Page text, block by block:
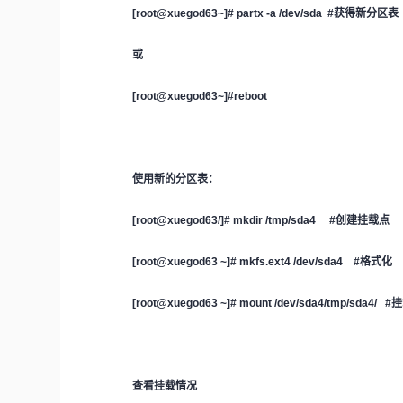
[root@xuegod63~]# partx -a /dev/sda #获得新分区表
或
[root@xuegod63~]#reboot
使用新的分区表：
[root@xuegod63/]# mkdir /tmp/sda4 #创建挂载点
[root@xuegod63 ~]# mkfs.ext4 /dev/sda4 #格式化
[root@xuegod63 ~]# mount /dev/sda4/tmp/sda4/ #
查看挂载情况